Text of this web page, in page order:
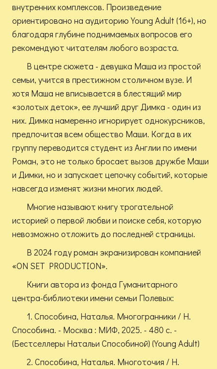
внутренних комплексов. Произведение
ориентировано на аудиторию Young Adult (16+), но
благодаря глубине поднимаемых вопросов его
рекомендуют читателям любого возраста.
В центре сюжета - девушка Маша из простой
семьи, учится в престижном столичном вузе. И
хотя Маша не вписывается в блестящий мир
«золотых деток», ее лучший друг Димка - один из
них. Димка намеренно игнорирует однокурсников,
предпочитая всем общество Маши. Когда в их
группу переводится студент из Англии по имени
Роман, это не только бросает вызов дружбе Маши
и Димки, но и запускает цепочку событий, которые
навсегда изменят жизни многих людей.
Многие называют книгу трогательной
историей о первой любви и поиске себя, которую
невозможно отложить до последней страницы.
В 2024 году роман экранизирован компанией
«ON SET PRODUCTION».
Книги автора из фонда Гуманитарного
центра-библиотеки имени семьи Полевых:
1. Способина, Наталья. Многогранники / Н.
Способина. - Москва : МИФ, 2025. - 480 с. -
(Бестселлеры Натальи Способиной) (Young Adult)
2. Способина, Наталья. Многоточия / Н.